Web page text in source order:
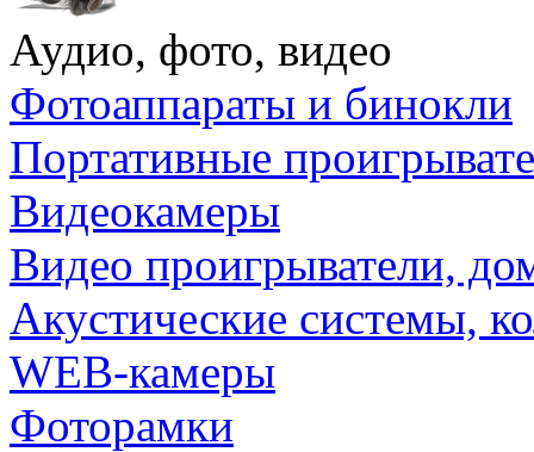
Аудио, фото, видео
Фотоаппараты и бинокли
Портативные
Видеокамеры
Видео проигрыватели,
Акустические системы,
WEB-камеры
Фоторамки